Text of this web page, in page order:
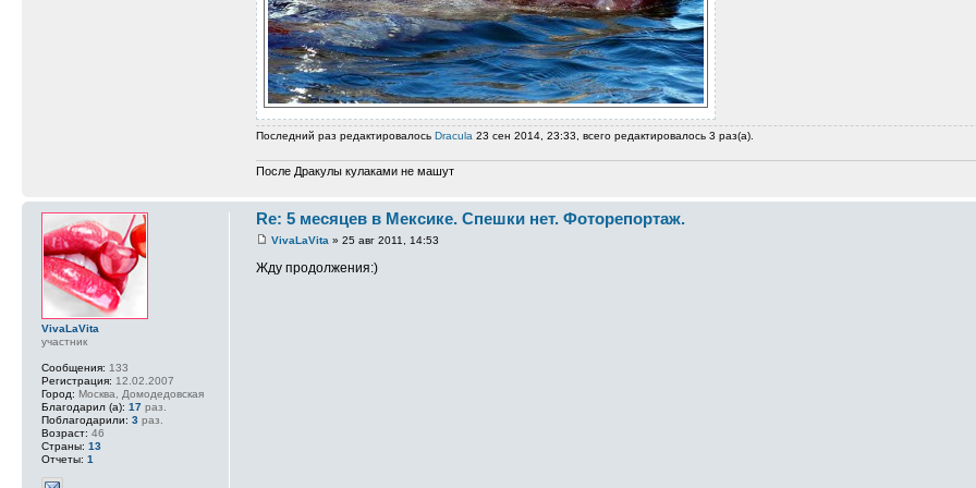
Последний раз редактировалосьDracula 23 сен 2014, 23:33, всего редактировалось 3 раз(а).
После Дракулы кулаками не машут
Re: 5 месяцев в Мексике. Спешки нет. Фоторепортаж.
VivaLaVita » 25 авг 2011, 14:53
Жду продолжения:)
VivaLaVita
участник
Сообщения: 133
Регистрация: 12.02.2007
Город: Москва, Домодедовская
Благодарил (а): 17 раз.
Поблагодарили: 3 раз.
Возраст: 46
Страны: 13
Отчеты: 1